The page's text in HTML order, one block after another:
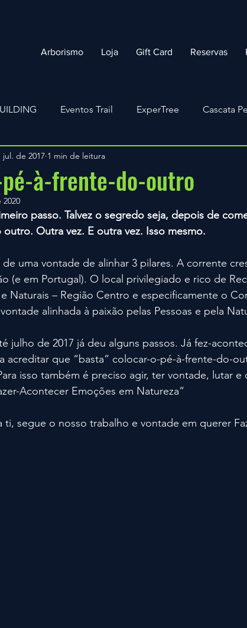
Arborismo Loja Gift Card Reservas
Eventos Trail ExperTree Cascata
Arborismo #GROWINGTOGETHER
à-frente-do-outro
jul. de 2017 1 min de leitura
passo. Talvez o segredo seja, depois de
Outra vez. E outra vez. Isso mesmo.
de uma vontade de alinhar 3 pilares. A corrente
(e em Portugal). O local privilegiado e rico de
Naturais – Região Centro e especificamente o
alinhada à paixão pelas Pessoas e pela
julho de 2017 já deu alguns passos. Já fez-
acreditar que “basta” colocar-o-pé-à-frente-do-
isso também é preciso agir, ter vontade, lutar e
Acontecer Emoções em Natureza”
ti, segue o nosso trabalho e vontade em querer